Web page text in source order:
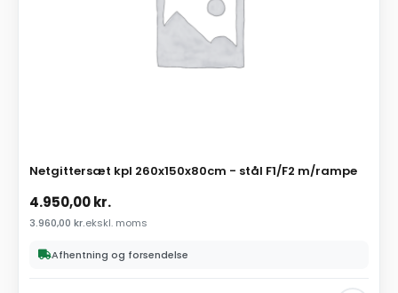
Netgittersæt kpl 260x150x80cm - stål F1/F2 m/rampe
4.950,00kr.
3.960,00 kr.ekskl. moms
Afhentning og forsendelse